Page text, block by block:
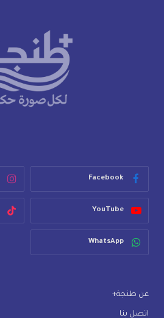
Facebook
YouTube
WhatsApp
عن طنجة+
اتصل بنا